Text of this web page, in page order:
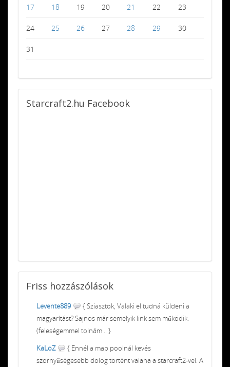
17 18 19 20 21 22 23
24 25 26 27 28 29 30
31
Starcraft2.hu Facebook
Friss hozzászólások
Levente889
{ Sziasztok, Valaki el tudná küldeni a
magyarítást? Sajnos már semelyik link sem működik.
(feleségemmel tolnám... }
KaLoZ
{ Ennél a map poolnál kevés
szörnyűségesebb dolog történt valaha a starcraft2-vel. A